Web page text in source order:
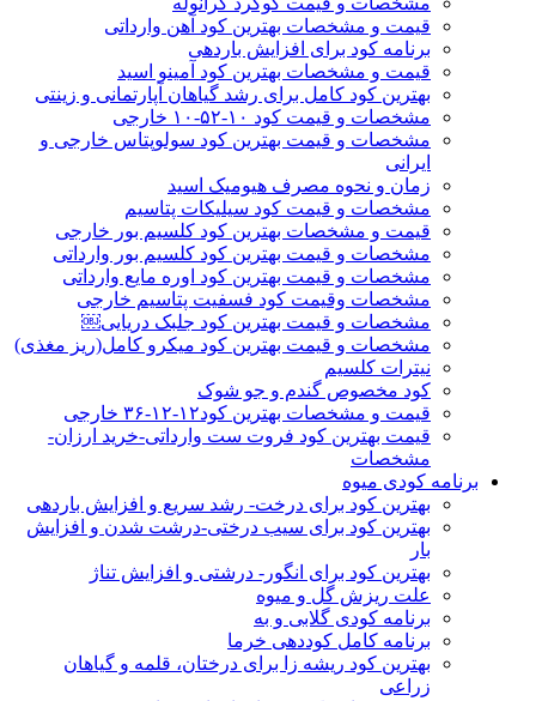
قیمت و مشخصات بهترین کود آهن وارداتی
برنامه کود برای افزایش باردهی
قیمت و مشخصات بهترین کود آمینو اسید
بهترین کود کامل برای رشد گیاهان آپارتمانی و زینتی
مشخصات و قیمت کود ۱۰-۵۲-۱۰ خارجی
مشخصات و قیمت بهترین کود سولوپتاس خارجی و
ایرانی
زمان و نحوه مصرف هیومیک اسید
مشخصات و قیمت کود سیلیکات پتاسیم
قیمت و مشخصات بهترین کود کلسیم بور خارجی
مشخصات و قیمت بهترین کود کلسیم بور وارداتی
مشخصات و قیمت بهترین کود اوره مایع وارداتی
مشخصات وقیمت کود فسفیت پتاسیم خارجی
مشخصات و قیمت بهترین کود جلبک دریایی￼
مشخصات و قیمت بهترین کود میکرو کامل(ریز مغذی)
نیترات کلسیم
کود مخصوص گندم و جو شوک
قیمت و مشخصات بهترین کود۱۲-۱۲-۳۶ خارجی
قیمت بهترین کود فروت ست وارداتی-خرید ارزان-
مشخصات
برنامه کودی میوه
بهترین کود برای درخت- رشد سریع و افزایش باردهی
بهترین کود برای سیب درختی-درشت شدن و افزایش
بار
بهترین کود برای انگور- درشتی و افزایش تناژ
علت ریزش گل و میوه
برنامه کودی گلابی و به
برنامه کامل کوددهی خرما
بهترین کود ریشه زا برای درختان، قلمه و گیاهان
زراعی